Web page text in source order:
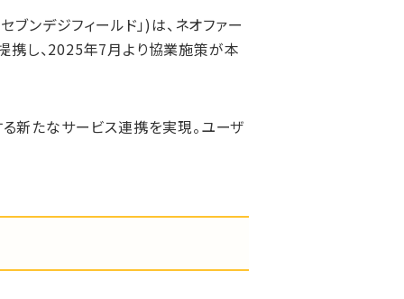
ンデジフィールド」)は、ネオファー
携し、2025年7月より協業施策が本
新たなサービス連携を実現。ユーザ